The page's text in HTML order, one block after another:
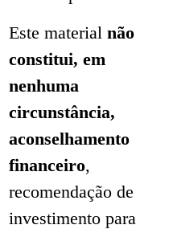
Este material não
constitui, em
nenhuma
circunstância,
aconselhamento
financeiro,
recomendação de
investimento para